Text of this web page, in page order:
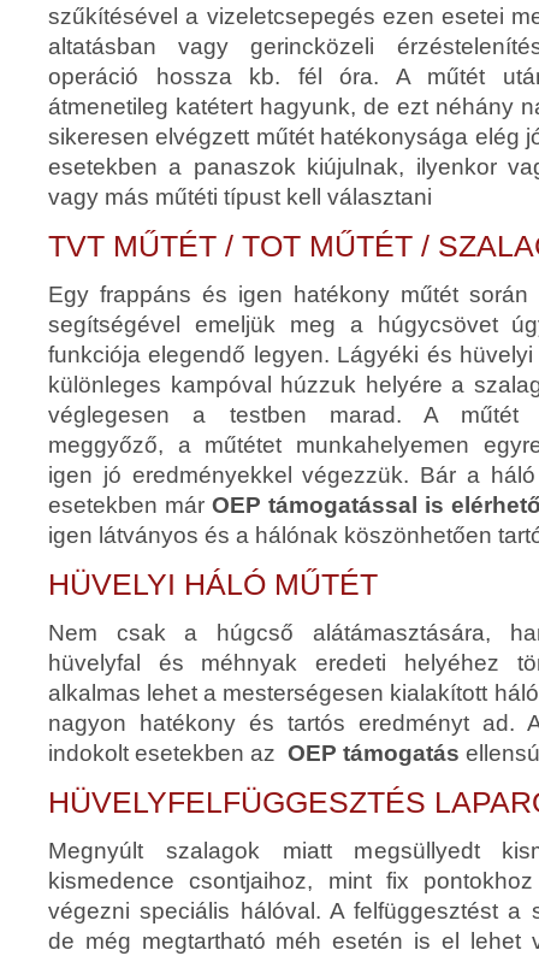
szűkítésével a vizeletcsepegés ezen esetei
altatásban vagy gerincközeli
operáció hossza kb. fél óra. A műtét
átmenetileg katétert hagyunk, de ezt néhány
sikeresen elvégzett műtét hatékonysága elég
esetekben a panaszok kiújulnak, ilyenkor
vagy más műtéti típust kell választani
TVT MŰTÉT / TOT MŰTÉT /
Egy frappáns és igen hatékony műtét
segítségével emeljük meg a húgycsövet
funkciója elegendő legyen. Lágyéki és
különleges kampóval húzzuk helyére a
véglegesen a testben marad. A műtét
meggyőző, a műtétet munkahelyemen
igen jó eredményekkel végezzük. Bár a
esetekben már OEP támogatással is
igen látványos és a hálónak köszönhetően
HÜVELYI HÁLÓ MŰTÉT
Nem csak a húgcső alátámasztására,
hüvelyfal és méhnyak eredeti helyéhez
alkalmas lehet a mesterségesen kialakított
nagyon hatékony és tartós eredményt ad.
indokolt esetekben az OEP támogatás
HÜVELYFELFÜGGESZTÉS
Megnyúlt szalagok miatt megsüllyedt
kismedence csontjaihoz, mint fix
végezni speciális hálóval. A felfüggesztést a
de még megtartható méh esetén is el lehet